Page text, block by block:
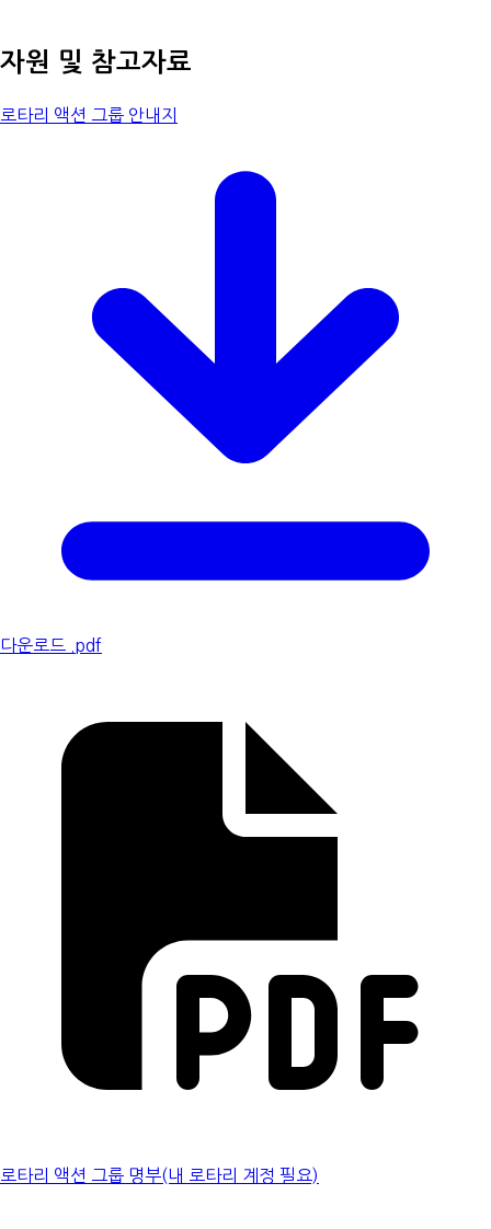
자원 및 참고자료
로타리 액션 그룹 안내지
다운로드 .pdf
로타리 액션 그룹 명부(내 로타리 계정 필요)